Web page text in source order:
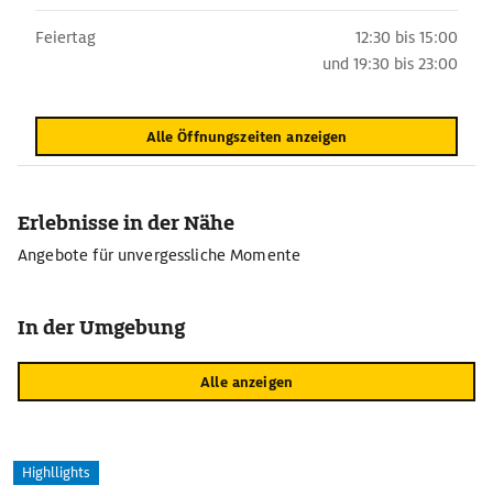
Feiertag
12:30 bis 15:00
und 19:30 bis 23:00
Alle Öffnungszeiten anzeigen
Erlebnisse in der Nähe
Angebote für unvergessliche Momente
In der Umgebung
Alle anzeigen
Highllights